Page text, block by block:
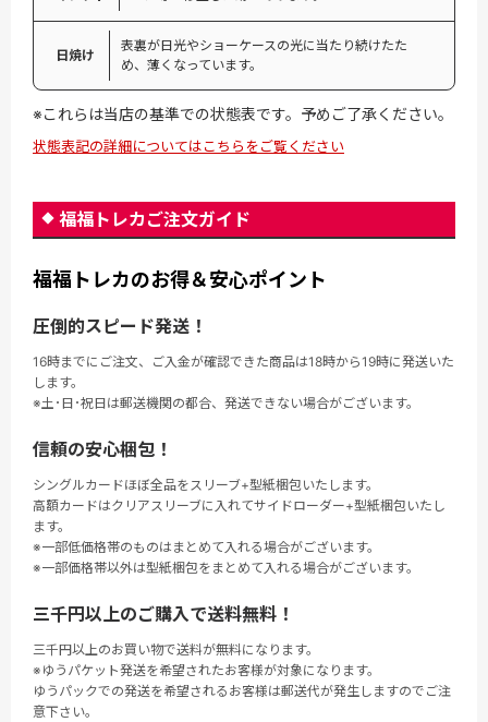
日焼け
表裏が日光やショーケースの光に当たり続けたた
め、薄くなっています。
※これらは当店の基準での状態表です。予めご了承ください。
状態表記の詳細についてはこちらをご覧ください
福福トレカご注文ガイド
福福トレカのお得＆安心ポイント
圧倒的スピード発送！
16時までにご注文、ご入金が確認できた商品は18時から19時に発送いた
します。
※土･日･祝日は郵送機関の都合、発送できない場合がございます。
信頼の安心梱包！
シングルカードほぼ全品をスリーブ+型紙梱包いたします。
高額カードはクリアスリーブに入れてサイドローダー+型紙梱包いたし
ます。
※一部低価格帯のものはまとめて入れる場合がございます。
※一部価格帯以外は型紙梱包をまとめて入れる場合がございます。
三千円以上のご購入で送料無料！
三千円以上のお買い物で送料が無料になります。
※ゆうパケット発送を希望されたお客様が対象になります。
ゆうパックでの発送を希望されるお客様は郵送代が発生しますのでご注
意下さい。